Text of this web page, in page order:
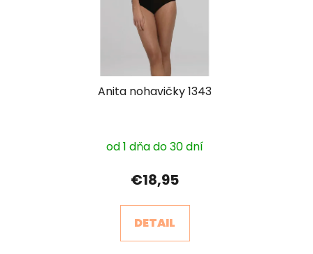
Anita nohavičky 1343
od 1 dňa do 30 dní
€18,95
DETAIL